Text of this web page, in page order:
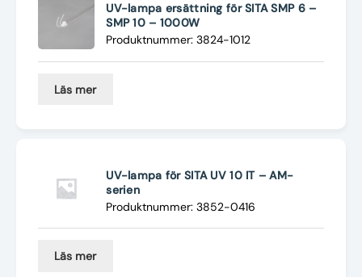
UV-lampa ersättning för SITA SMP 6 –
SMP 10 – 1000W
Produktnummer: 3824-1012
Läs mer
UV-lampa för SITA UV 10 IT – AM-
serien
Produktnummer: 3852-0416
Läs mer